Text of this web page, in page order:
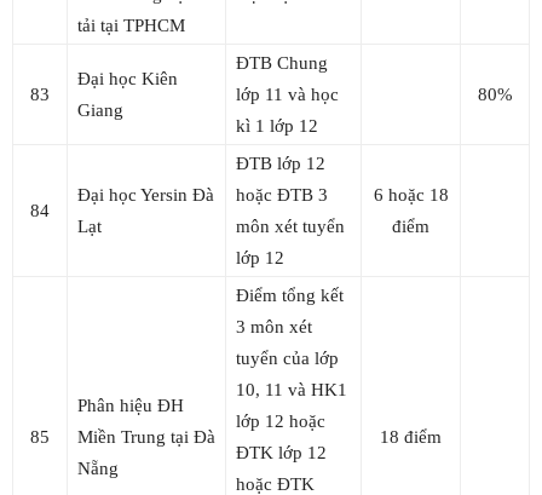
tải tại TPHCM
83
Đại học Kiên
Giang
ĐTB Chung
lớp 11 và học
kì 1 lớp 12
80%
84
Đại học Yersin Đà
Lạt
ĐTB lớp 12
hoặc ĐTB 3
môn xét tuyển
lớp 12
6 hoặc 18
điểm
85
Phân hiệu ĐH
Miền Trung tại Đà
Nẵng
Điểm tổng kết
3 môn xét
tuyển của lớp
10, 11 và HK1
lớp 12 hoặc
ĐTK lớp 12
hoặc ĐTK
18 điểm